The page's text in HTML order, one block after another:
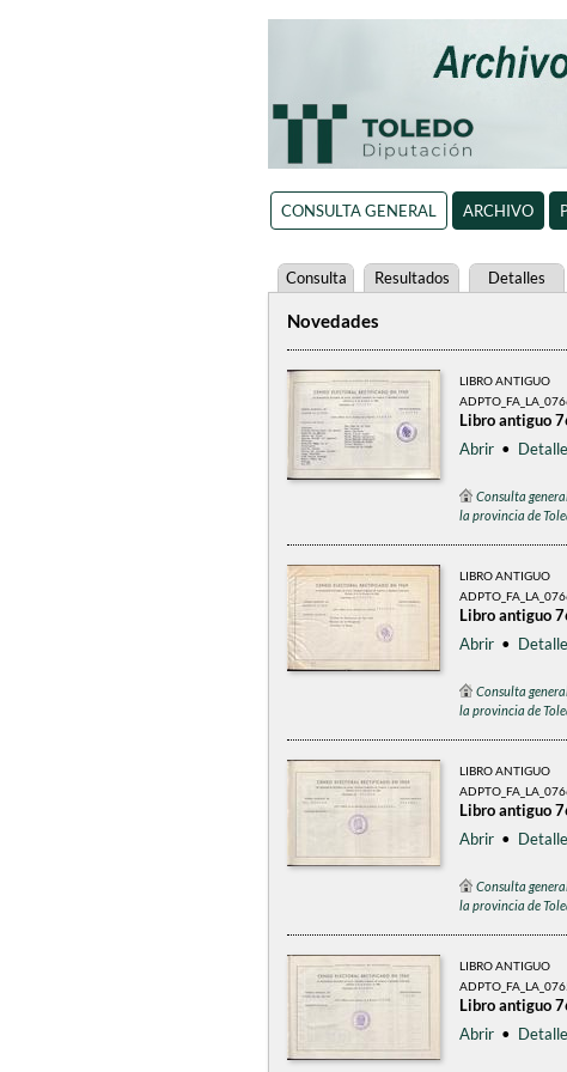
CONSULTA GENERAL ARCHIVO
Consulta Resultados Detalles
Novedades
LIBRO ANTIGUO
Libro antiguo
Abrir •
Consulta
la provincia de
LIBRO ANTIGUO
Libro antiguo
Abrir •
Consulta
la provincia de
LIBRO ANTIGUO
Libro antiguo
Abrir •
Consulta
la provincia de
LIBRO ANTIGUO
Libro antiguo
Abrir •